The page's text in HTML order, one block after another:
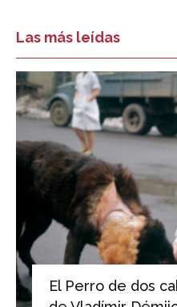
Las más leídas
El Perro de dos